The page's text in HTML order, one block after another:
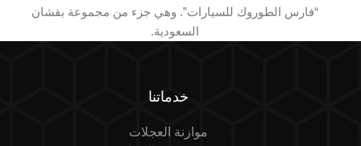
“فارس الطوروك للسيارات”. وهي جزء من مجموعة بقشان
السعودية.
خدماتنا
موازنة العجلات